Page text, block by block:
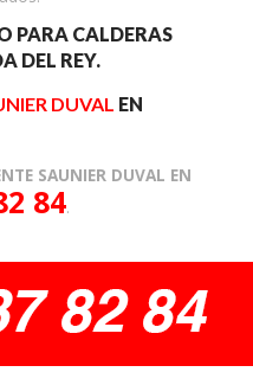
PARA CALDERAS
DEL REY.
DUVAL EN
SAUNIER DUVAL EN
84.